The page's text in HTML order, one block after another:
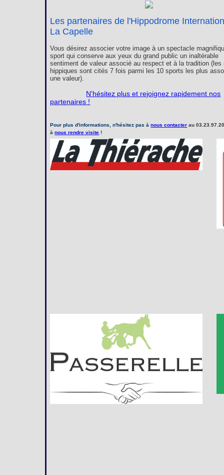
Les partenaires de l'Hippodrome
La Capelle
Vous désirez associer votre image à un spectacle
sport qui conserve aux yeux du grand public un inaltérable
sentiment de valeur associé au respect et à la tradition (les
hippiques sont cités 7 fois parmi les 10 sports les plus
une valeur).
N'hésitez plus et rejoignez rapidement nos
partenaires !
Pour plus d'informations, n'hésitez pas ànous contacter au
ànous rendre visite !